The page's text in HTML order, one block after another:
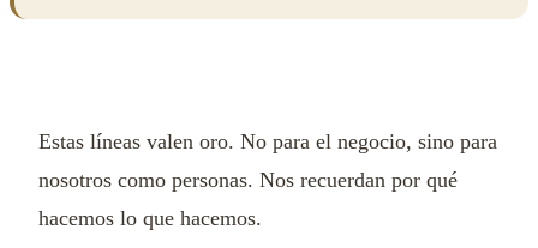
Estas líneas valen oro. No para el negocio, sino para
nosotros como personas. Nos recuerdan por qué
hacemos lo que hacemos.